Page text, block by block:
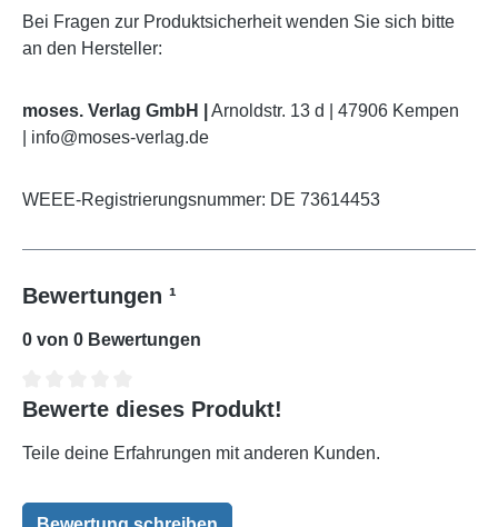
Bei Fragen zur Produktsicherheit wenden Sie sich bitte
an den Hersteller:
moses. Verlag GmbH |
Arnoldstr. 13 d | 47906 Kempen
| info@moses-verlag.de
WEEE-Registrierungsnummer: DE 73614453
Bewertungen ¹
0 von 0 Bewertungen
Durchschnittliche Bewertung von 0 von 5 Sternen
Bewerte dieses Produkt!
Teile deine Erfahrungen mit anderen Kunden.